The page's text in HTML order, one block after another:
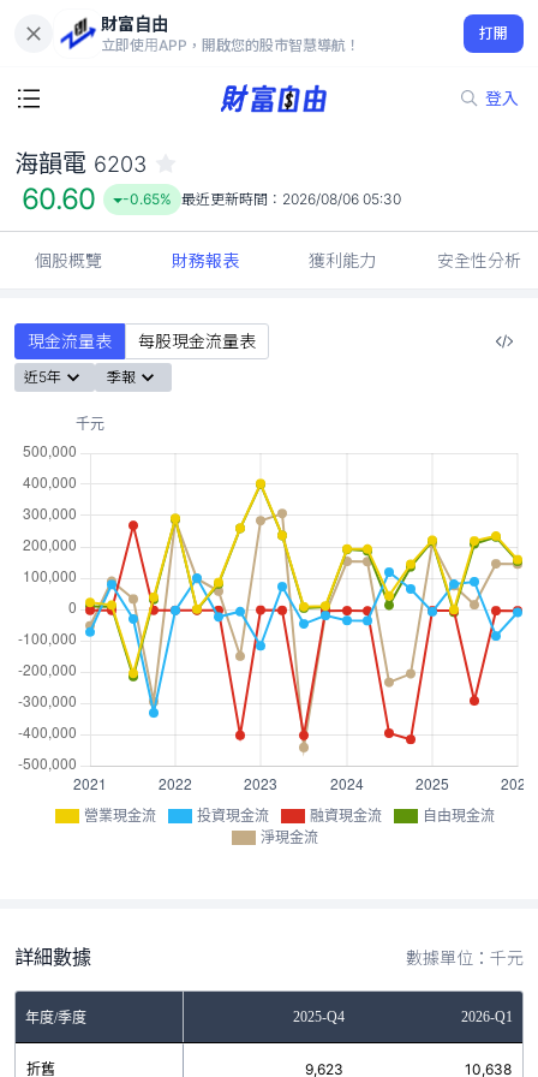
財富自由
立即使用APP，開啟您的股市智慧導航！
打開
登入
60.60
-0.65%
海韻電 6203
60.60 -0.65% 最近更新時間： 2026/08/06 05:30
個股概覽 財務報表 獲利能力 安全性分析
現金流量表 每股現金流量表
近5年 季報
營業現金流 投資現金流 融資現金流
自由現金流
淨現金流
詳細數據 數據單位：千元
年度/季度 2025-Q4 2026-Q1
折舊 9,623 10,638